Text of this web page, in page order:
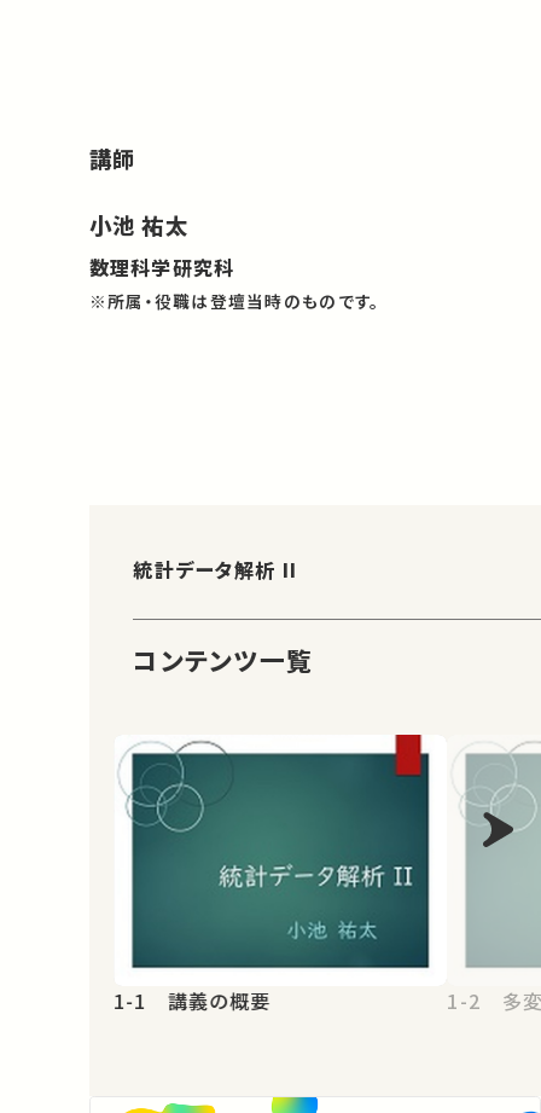
講師
小池 祐太
数理科学研究科
※所属・役職は登壇当時のものです。
統計データ解析 II
コンテンツ一覧
1-1 講義の概要 1-2 多変